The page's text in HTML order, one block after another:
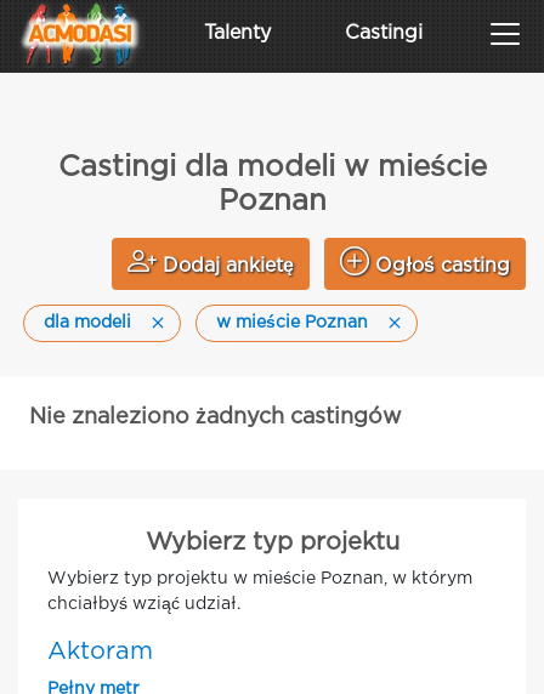
Talenty Castingi
Castingi dla modeli w mieście
Poznan
Dodaj ankietę Ogłoś casting
dla modeli w mieście Poznan
Nie znaleziono żadnych castingów
Wybierz typ projektu
Wybierz typ projektu w mieście Poznan, w którym
chciałbyś wziąć udział.
Aktoram
Pełny metr